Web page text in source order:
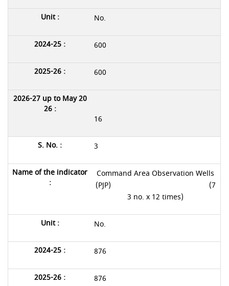
No.
600
600
16
3
Command Area Observation Wells
(PJP) (7
3 no. x 12 times)
No.
876
876